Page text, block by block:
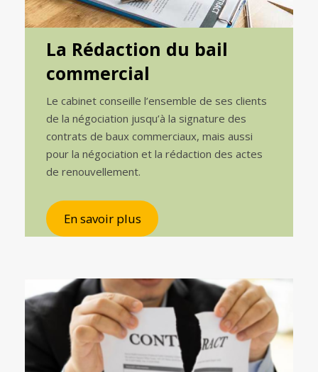
La Rédaction du bail
commercial
Le cabinet conseille l’ensemble de ses clients
de la négociation jusqu’à la signature des
contrats de baux commerciaux, mais aussi
pour la négociation et la rédaction des actes
de renouvellement.
En savoir plus